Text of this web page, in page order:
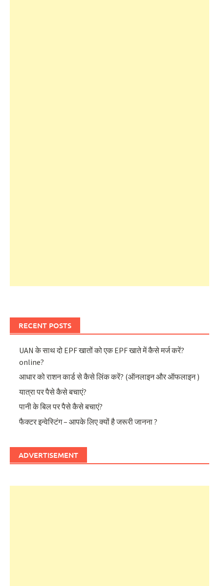
RECENT POSTS
UAN के साथ दो EPF खातों को एक EPF खाते में कैसे मर्ज करें?
online?
आधार को राशन कार्ड से कैसे लिंक करें? (ऑनलाइन और ऑफलाइन )
यात्रा पर पैसे कैसे बचाएं?
पानी के बिल पर पैसे कैसे बचाएं?
फैक्टर इन्वेस्टिंग – आपके लिए क्यों है जरूरी जानना ?
ADVERTISEMENT